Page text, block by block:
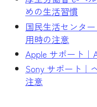
めの生活習慣
国民生活センタ
用時の注意
Apple サポート｜
Sony サポート｜
注意